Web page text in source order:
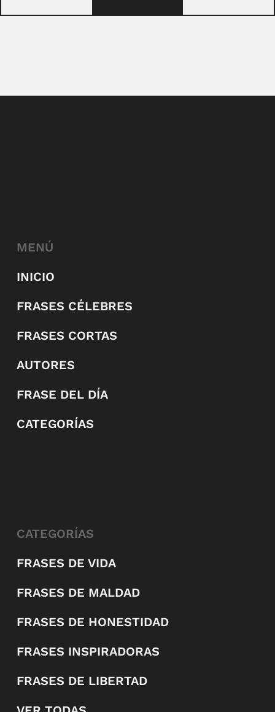
MENÚ
INICIO
FRASES CÉLEBRES
FRASES CORTAS
AUTORES
FRASE DEL DÍA
CATEGORÍAS
CATEGORÍAS
FRASES DE VIDA
FRASES DE MALDAD
FRASES DE HONESTIDAD
FRASES INSPIRADORAS
FRASES DE LIBERTAD